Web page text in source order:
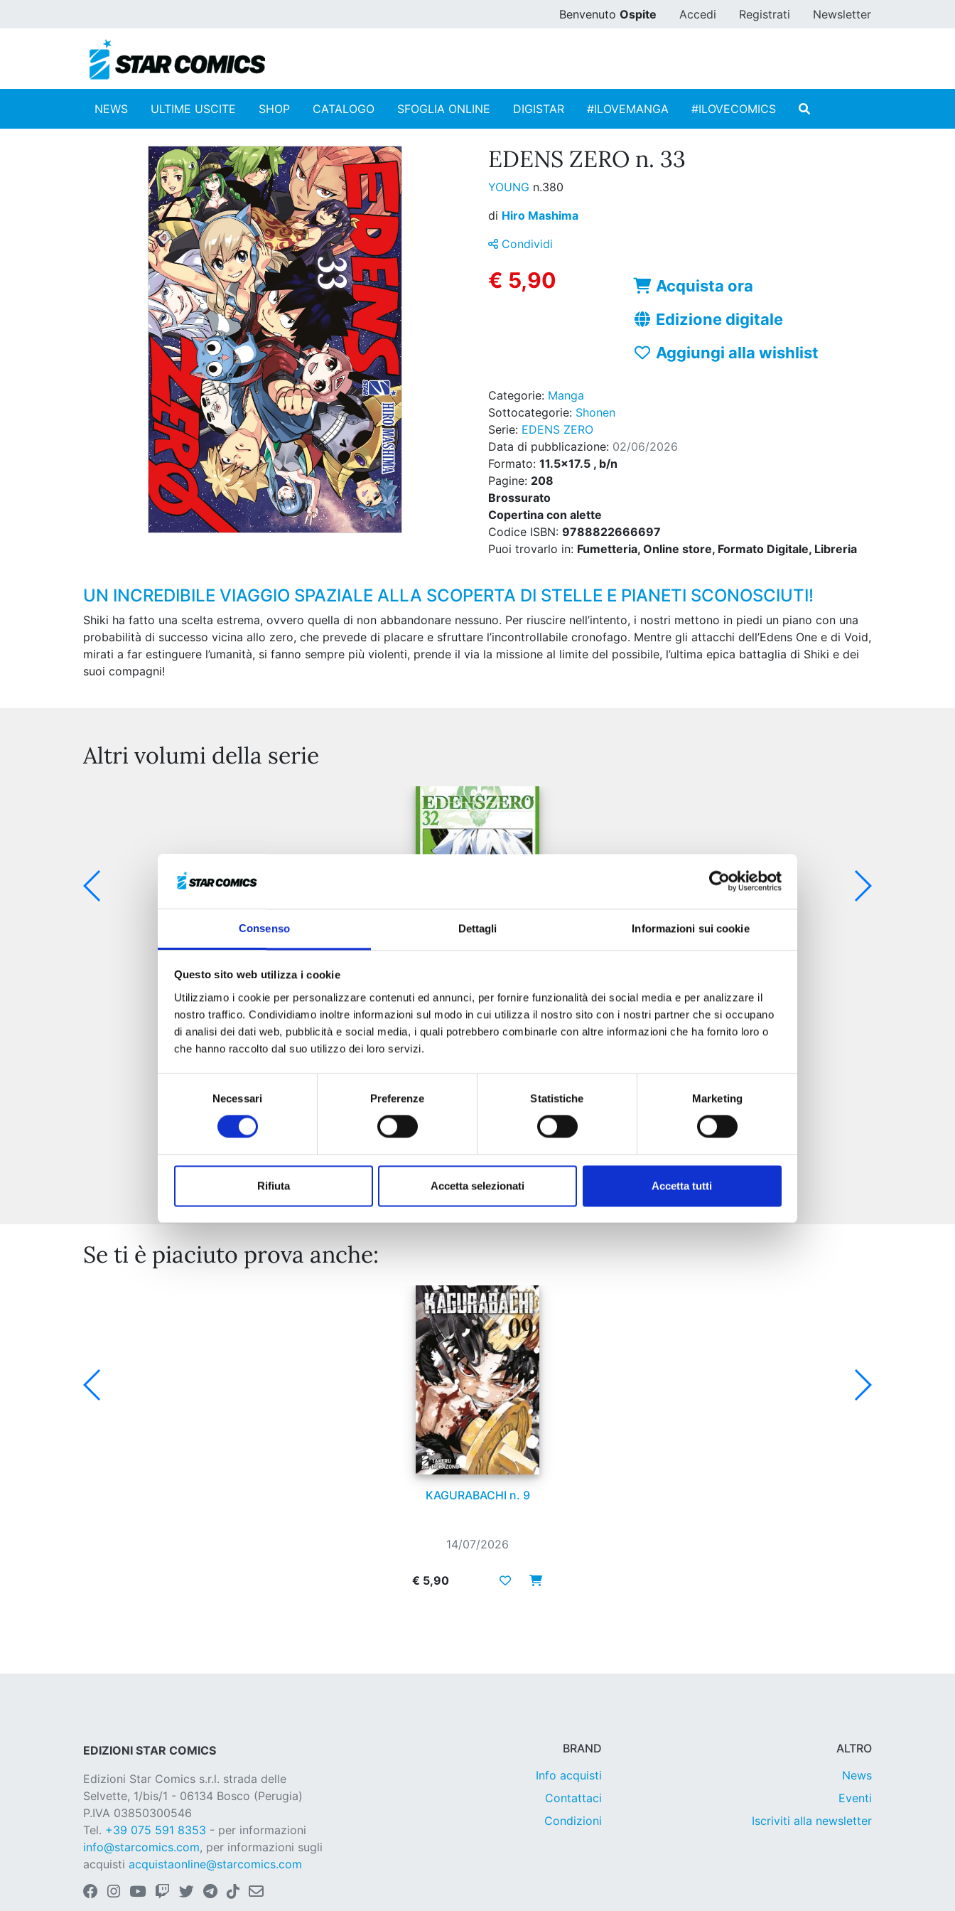
Consenso Dettagli Informazioni sui cookie
Questo sito web utilizza i cookie
Utilizziamo i cookie per personalizzare contenuti ed annunci, per fornire funzionalità dei social media e per analizzare il
nostro traffico. Condividiamo inoltre informazioni sul modo in cui utilizza il nostro sito con i nostri partner che si occupano
di analisi dei dati web, pubblicità e social media, i quali potrebbero combinarle con altre informazioni che ha fornito loro o
che hanno raccolto dal suo utilizzo dei loro servizi.
Necessari Preferenze Statistiche Marketing
Rifiuta Accetta selezionati Accetta tutti
Benvenuto Ospite Accedi Registrati Newsletter
NEWS ULTIME USCITE SHOP CATALOGO SFOGLIA ONLINE DIGISTAR #ILOVEMANGA #ILOVECOMICS
EDENS ZERO n. 33
YOUNG n.380
di Hiro Mashima
Condividi
€ 5,90
Acquista ora
Edizione digitale
Aggiungi alla wishlist
Categorie: Manga
Sottocategorie: Shonen
Serie: EDENS ZERO
Data di pubblicazione: 02/06/2026
Formato: 11.5x17.5 , b/n
Pagine: 208
Brossurato
Copertina con alette
Codice ISBN: 9788822666697
Puoi trovarlo in: Fumetteria, Online store, Formato Digitale, Libreria
UN INCREDIBILE VIAGGIO SPAZIALE ALLA SCOPERTA DI STELLE E PIANETI SCONOSCIUTI!
Shiki ha fatto una scelta estrema, ovvero quella di non abbandonare nessuno. Per riuscire nell’intento, i nostri mettono in piedi un piano con una
probabilità di successo vicina allo zero, che prevede di placare e sfruttare l’incontrollabile cronofago. Mentre gli attacchi dell’Edens One e di Void,
mirati a far estinguere l’umanità, si fanno sempre più violenti, prende il via la missione al limite del possibile, l’ultima epica battaglia di Shiki e dei
suoi compagni!
Altri volumi della serie
EDENS ZERO n. 32
Mostra tutto
Se ti è piaciuto prova anche:
KAGURABACHI n. 9
14/07/2026
€ 5,90
EDIZIONI STAR COMICS
Edizioni Star Comics s.r.l. strada delle
Selvette, 1/bis/1 - 06134 Bosco (Perugia)
P.IVA 03850300546
Tel. +39 075 591 8353 - per informazioni
info@starcomics.com, per informazioni sugli
acquisti acquistaonline@starcomics.com
BRAND
Info acquisti
Contattaci
Condizioni
ALTRO
News
Eventi
Iscriviti alla newsletter